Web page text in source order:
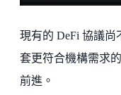
現有的 DeFi 協議
套更符合機構需求
前進。